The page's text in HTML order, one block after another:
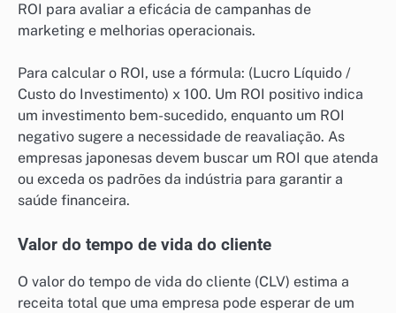
ROI para avaliar a eficácia de campanhas de
marketing e melhorias operacionais.
Para calcular o ROI, use a fórmula: (Lucro Líquido /
Custo do Investimento) x 100. Um ROI positivo indica
um investimento bem-sucedido, enquanto um ROI
negativo sugere a necessidade de reavaliação. As
empresas japonesas devem buscar um ROI que atenda
ou exceda os padrões da indústria para garantir a
saúde financeira.
Valor do tempo de vida do cliente
O valor do tempo de vida do cliente (CLV) estima a
receita total que uma empresa pode esperar de um